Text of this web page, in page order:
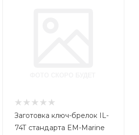
Заготовка ключ-брелок IL-
74T стандарта EM-Marine